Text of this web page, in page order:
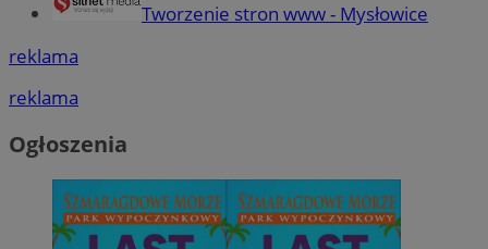
Tworzenie stron www - Mysłowice
reklama
reklama
Ogłoszenia